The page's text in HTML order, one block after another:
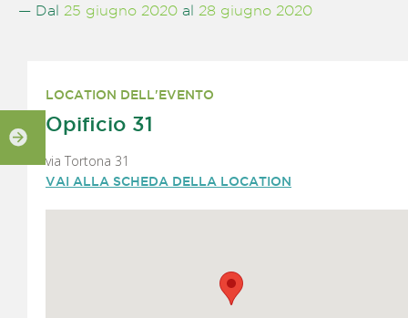
— Dal 25 giugno 2020 al 28 giugno 2020
LOCATION DELL'EVENTO
Opificio 31
via Tortona 31
VAI ALLA SCHEDA DELLA LOCATION